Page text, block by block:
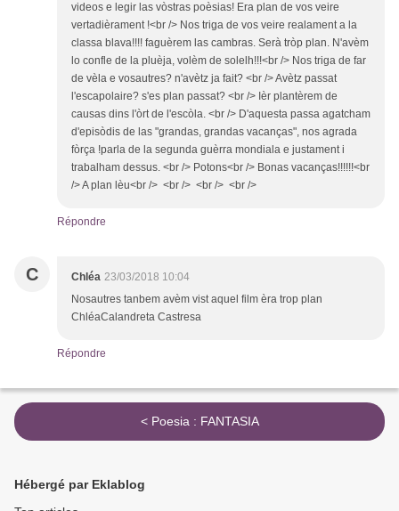
videos e legir las vòstras poèsias! Era plan de vos veire
vertadièrament !<br /> Nos triga de vos veire realament a la
classa blava!!!! faguèrem las cambras. Serà tròp plan. N'avèm
lo confle de la pluèja, volèm de solelh!!!<br /> Nos triga de far
de vèla e vosautres? n'avètz ja fait? <br /> Avètz passat
l'escapolaire? s'es plan passat? <br /> Ièr plantèrem de
causas dins l'òrt de l'escòla. <br /> D'aquesta passa agatcham
d'episòdis de las "grandas, grandas vacanças", nos agrada
fòrça !parla de la segunda guèrra mondiala e justament i
trabalham dessus. <br /> Potons<br /> Bonas vacanças!!!!!!<br
/> A plan lèu<br /> <br /> <br /> <br />
Répondre
C Chléa 23/03/2018 10:04
Nosautres tanbem avèm vist aquel film èra trop plan
ChléaCalandreta Castresa
Répondre
< Poesia : FANTASIA
Hébergé par Eklablog